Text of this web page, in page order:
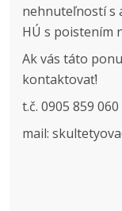
nehnuteľností s
HÚ s poistením
Ak vás táto
kontaktovať!
t.č. 0905 859 060
mail: